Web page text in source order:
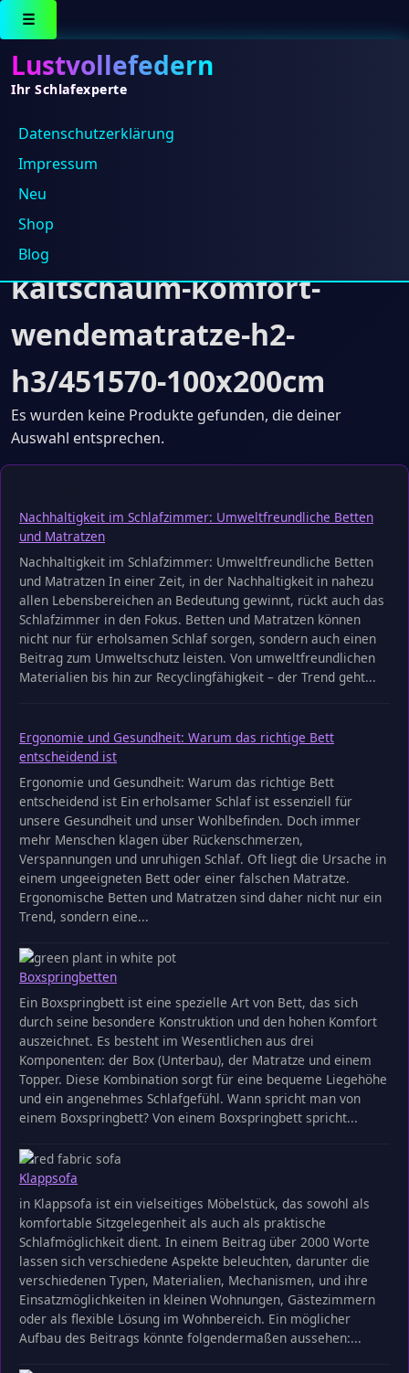
☰
Lustvollefedern
Ihr Schlafexperte
Datenschutz­erklärung
Impressum
Neu
Shop
Blog
https://hotelshop.one/
Matratzen/Hotel-
Matratzen/mars-
kaltschaum-komfort-
wendematratze-h2-
h3/451570-100x200cm
Es wurden keine Produkte gefunden, die deiner
Auswahl entsprechen.
Nachhaltigkeit im Schlafzimmer: Umweltfreundliche Betten
und Matratzen
Nachhaltigkeit im Schlafzimmer: Umweltfreundliche Betten
und Matratzen In einer Zeit, in der Nachhaltigkeit in nahezu
allen Lebensbereichen an Bedeutung gewinnt, rückt auch das
Schlafzimmer in den Fokus. Betten und Matratzen können
nicht nur für erholsamen Schlaf sorgen, sondern auch einen
Beitrag zum Umweltschutz leisten. Von umweltfreundlichen
Materialien bis hin zur Recyclingfähigkeit – der Trend geht...
Ergonomie und Gesundheit: Warum das richtige Bett
entscheidend ist
Ergonomie und Gesundheit: Warum das richtige Bett
entscheidend ist Ein erholsamer Schlaf ist essenziell für
unsere Gesundheit und unser Wohlbefinden. Doch immer
mehr Menschen klagen über Rückenschmerzen,
Verspannungen und unruhigen Schlaf. Oft liegt die Ursache in
einem ungeeigneten Bett oder einer falschen Matratze.
Ergonomische Betten und Matratzen sind daher nicht nur ein
Trend, sondern eine...
Boxspringbetten
Ein Boxspringbett ist eine spezielle Art von Bett, das sich
durch seine besondere Konstruktion und den hohen Komfort
auszeichnet. Es besteht im Wesentlichen aus drei
Komponenten: der Box (Unterbau), der Matratze und einem
Topper. Diese Kombination sorgt für eine bequeme Liegehöhe
und ein angenehmes Schlafgefühl. Wann spricht man von
einem Boxspringbett? Von einem Boxspringbett spricht...
Klappsofa
in Klappsofa ist ein vielseitiges Möbelstück, das sowohl als
komfortable Sitzgelegenheit als auch als praktische
Schlafmöglichkeit dient. In einem Beitrag über 2000 Worte
lassen sich verschiedene Aspekte beleuchten, darunter die
verschiedenen Typen, Materialien, Mechanismen, und ihre
Einsatzmöglichkeiten in kleinen Wohnungen, Gästezimmern
oder als flexible Lösung im Wohnbereich. Ein möglicher
Aufbau des Beitrags könnte folgendermaßen aussehen:...